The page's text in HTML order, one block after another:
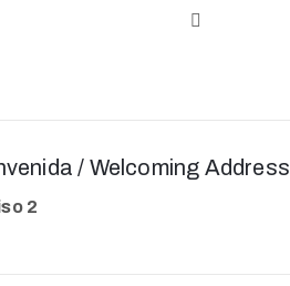
/ Welcoming Address
2